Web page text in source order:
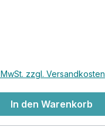
zzgl. Versandkosten
In den Warenkorb